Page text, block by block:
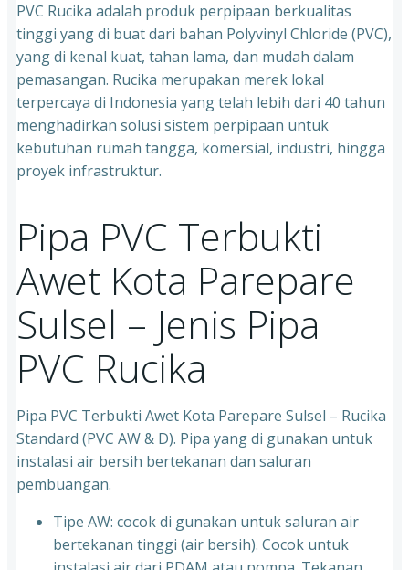
PVC Rucika adalah produk perpipaan berkualitas
tinggi yang di buat dari bahan Polyvinyl Chloride (PVC),
yang di kenal kuat, tahan lama, dan mudah dalam
pemasangan. Rucika merupakan merek lokal
terpercaya di Indonesia yang telah lebih dari 40 tahun
menghadirkan solusi sistem perpipaan untuk
kebutuhan rumah tangga, komersial, industri, hingga
proyek infrastruktur.
Pipa PVC Terbukti
Awet Kota Parepare
Sulsel – Jenis Pipa
PVC Rucika
Pipa PVC Terbukti Awet Kota Parepare Sulsel – Rucika
Standard (PVC AW & D). Pipa yang di gunakan untuk
instalasi air bersih bertekanan dan saluran
pembuangan.
Tipe AW: cocok di gunakan untuk saluran air
bertekanan tinggi (air bersih). Cocok untuk